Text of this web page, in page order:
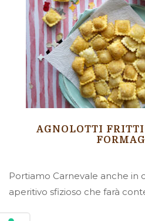
AGNOLOTTI FRITTI
Portiamo Carnevale anche in
aperitivo sfizioso che farà